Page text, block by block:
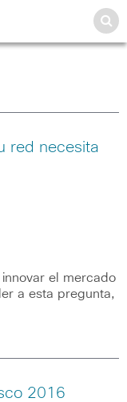
red necesita
el mercado
a esta pregunta,
2016